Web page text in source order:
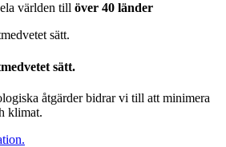
världen till över 40 länder
sätt.
åtgärder bidrar vi till att minimera
klimat.